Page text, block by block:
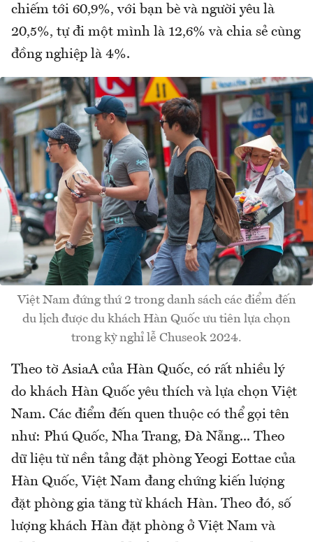
chiếm tới 60,9%, với bạn bè và người yêu là
20,5%, tự đi một mình là 12,6% và chia sẻ cùng
đồng nghiệp là 4%.
Việt Nam đứng thứ 2 trong danh sách các điểm đến
du lịch được du khách Hàn Quốc ưu tiên lựa chọn
trong kỳ nghỉ lễ Chuseok 2024.
Theo tờ AsiaA của Hàn Quốc, có rất nhiều lý
do khách Hàn Quốc yêu thích và lựa chọn Việt
Nam. Các điểm đến quen thuộc có thể gọi tên
như: Phú Quốc, Nha Trang, Đà Nẵng... Theo
dữ liệu từ nền tảng đặt phòng Yeogi Eottae của
Hàn Quốc, Việt Nam đang chứng kiến lượng
đặt phòng gia tăng từ khách Hàn. Theo đó, số
lượng khách Hàn đặt phòng ở Việt Nam và